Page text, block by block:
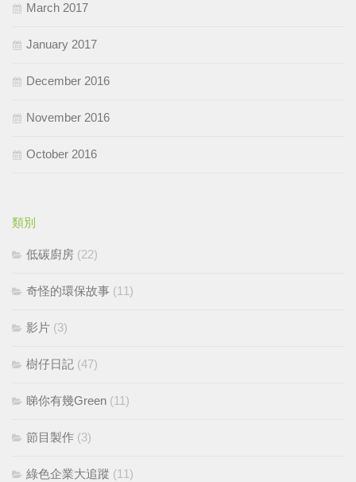
March 2017
January 2017
December 2016
November 2016
October 2016
類別
低碳廚房 (22)
奇怪的環保故事 (11)
影片 (3)
樹仔日記 (47)
睇你有幾Green (11)
節目製作 (3)
綠色企業大追蹤 (11)